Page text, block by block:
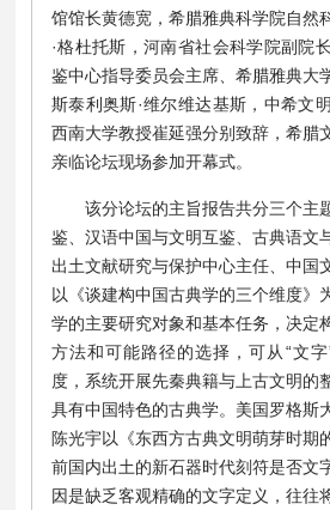
馆馆长黄德宽，希腊雅典科学院自然
·格杜托斯，河南省社会科学院副院
鉴中心指导委员会主席、希腊雅典大
斯泰利奥斯·维尔维达基斯，中希文
西南大学教授崔延强分别致辞，希腊
亲临论坛现场参加开幕式。
该分论坛的主旨报告共分三个主
鉴、汉语中国与文明互鉴、古典语文
出土文献研究与保护中心主任、中国
以《谈建构中国古典学的三个维度》
学的主要研究对象和基本任务，决定
方法和可能路径的选择，可从“文字
度，系统开展先秦典籍与上古文明的
具有中国特色的古典学。美国罗格斯
陈光宇以《东西方古典文明萌芽时期
前国内出土的新石器时代刻符是否文
因是缺乏客观精确的文字定义，往往